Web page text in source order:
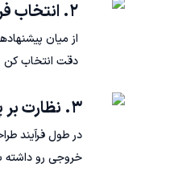
۲. انتخاب فریلنسر
از میان
دقت انتخاب کن
۳. نظارت بر پروژه
در طول فرآیند
خروجی رو داشته